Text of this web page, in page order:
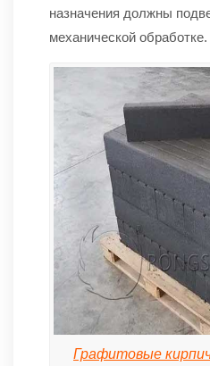
назначения должны
механической обработке.
Графитовые